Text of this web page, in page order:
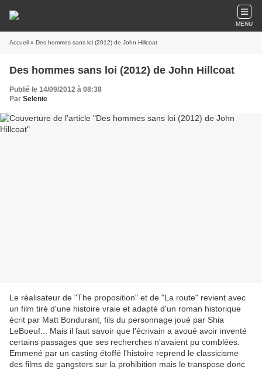
MENU
Accueil » Des hommes sans loi (2012) de John Hillcoat
Des hommes sans loi (2012) de John Hillcoat
Publié le 14/09/2012 à 08:38
Par Selenie
Le réalisateur de "The proposition" et de "La route" revient avec
un film tiré d'une histoire vraie et adapté d'un roman historique
écrit par Matt Bondurant, fils du personnage joué par Shia
LeBoeuf... Mais il faut savoir que l'écrivain a avoué avoir inventé
certains passages que ses recherches n'avaient pu comblées.
Emmené par un casting étoffé l'histoire reprend le classicisme
des films de gangsters sur la prohibition mais le transpose donc